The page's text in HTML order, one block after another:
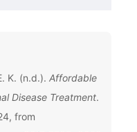
K. (n.d.). Affordable
Disease Treatment.
from